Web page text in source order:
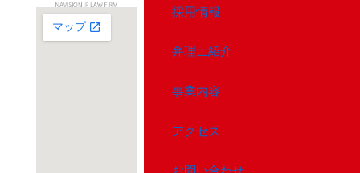
採用情報
弁理士紹介
事業内容
アクセス